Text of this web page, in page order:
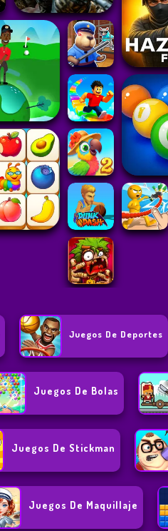
Juegos De Deportes
Juegos De Bolas
Juegos De Stickman
Juegos De Maquillaje